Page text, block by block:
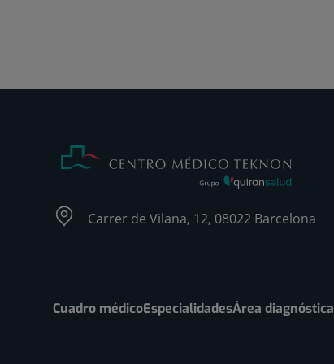
Carrer de Vilana, 12, 08022 Barcelona
Cuadro médicoEspecialidadesÁrea diagnóstica